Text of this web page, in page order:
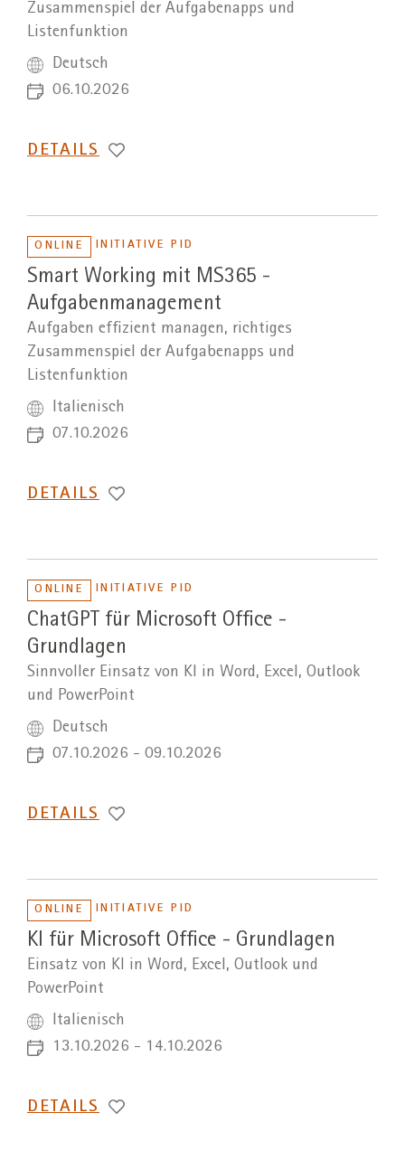
Zusammenspiel der Aufgabenapps und
Listenfunktion
Deutsch
06.10.2026
DETAILS
ONLINE INITIATIVE PID
Smart Working mit MS365 -
Aufgabenmanagement
Aufgaben effizient managen, richtiges
Zusammenspiel der Aufgabenapps und
Listenfunktion
Italienisch
07.10.2026
DETAILS
ONLINE INITIATIVE PID
ChatGPT für Microsoft Office -
Grundlagen
Sinnvoller Einsatz von KI in Word, Excel, Outlook
und PowerPoint
Deutsch
07.10.2026 - 09.10.2026
DETAILS
ONLINE INITIATIVE PID
KI für Microsoft Office - Grundlagen
Einsatz von KI in Word, Excel, Outlook und
PowerPoint
Italienisch
13.10.2026 - 14.10.2026
DETAILS